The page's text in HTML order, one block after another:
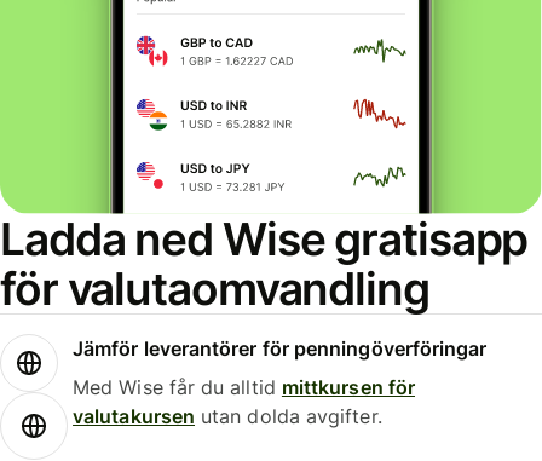
Ladda ned Wise gratisapp
för valutaomvandling
Jämför leverantörer för penningöverföringar
Med Wise får du alltid mittkursen för
valutakursen utan dolda avgifter.